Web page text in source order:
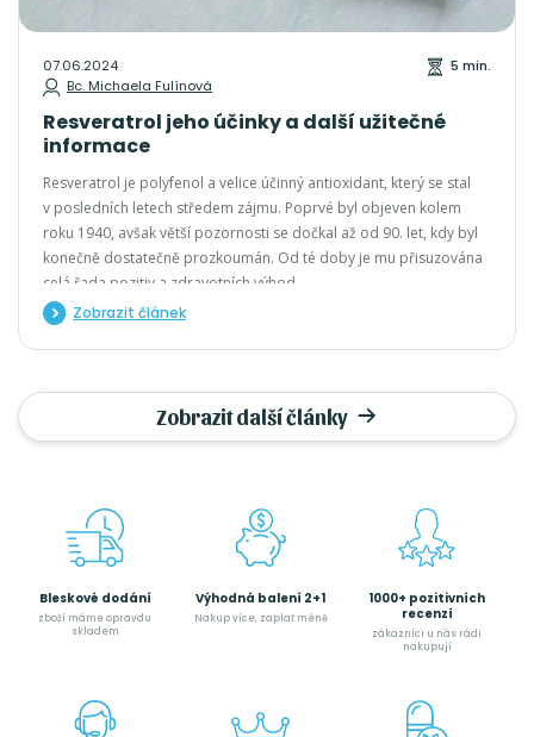
07.06.2024
Bc. Michaela Fulínová
5 min.
Resveratrol jeho účinky a další užitečné
informace
Resveratrol je polyfenol a velice účinný antioxidant, který se stal
v posledních letech středem zájmu. Poprvé byl objeven kolem
roku 1940, avšak větší pozornosti se dočkal až od 90. let, kdy byl
konečně dostatečně prozkoumán. Od té doby je mu přisuzována
celá řada pozitiv a zdravotních výhod
Zobrazit článek
Zobrazit další články
Bleskové dodání
zboží máme opravdu
skladem
Výhodná balení 2+1
Nakup více, zaplať méně
1000+ pozitivních
recenzí
zákazníci u nás rádi
nakupují